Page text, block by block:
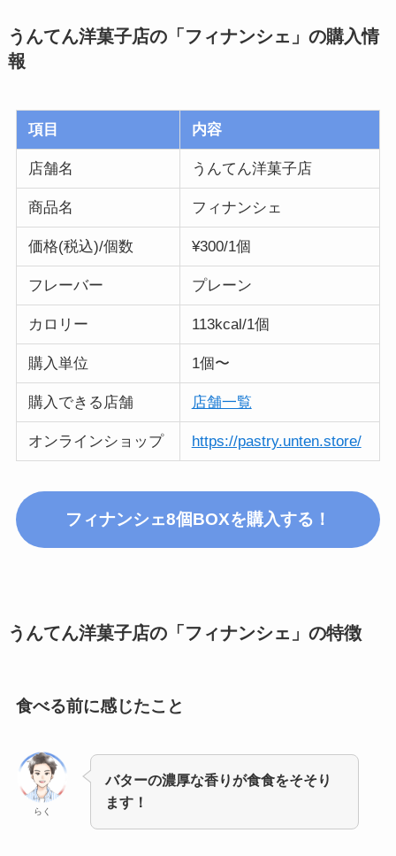
うんてん洋菓子店の「フィナンシェ」 の購入情
報
項目 内容
店舗名 うんてん洋菓子店
商品名 フィナンシェ
価格(税込)/個数 ¥300/1個
フレーバー プレーン
カロリー 113kcal/1個
購入単位 1個〜
購入できる店舗 店舗一覧
オンラインショップ https://pastry.unten.store/
フィナンシェ8個BOXを購入する！
うんてん洋菓子店の「フィナンシェ」の特徴
食べる前に感じたこと
らく
バターの濃厚な香りが食食をそそり
ます！